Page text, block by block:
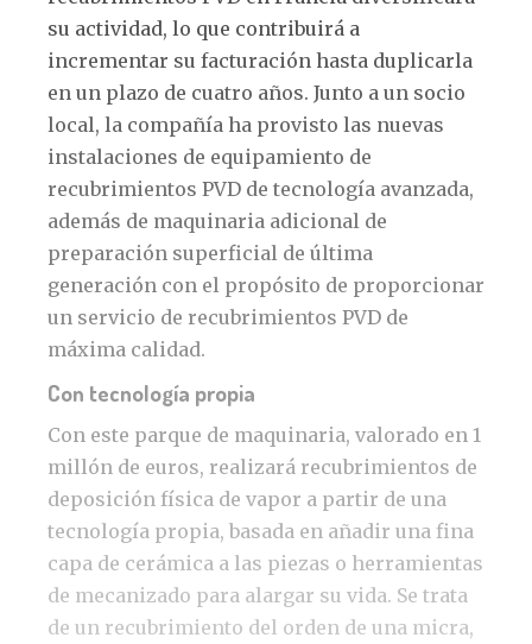
su actividad, lo que contribuirá a
incrementar su facturación hasta duplicarla
en un plazo de cuatro años. Junto a un socio
local, la compañía ha provisto las nuevas
instalaciones de equipamiento de
recubrimientos PVD de tecnología avanzada,
además de maquinaria adicional de
preparación superficial de última
generación con el propósito de proporcionar
un servicio de recubrimientos PVD de
máxima calidad.
Con tecnología propia
Con este parque de maquinaria, valorado en 1
millón de euros, realizará recubrimientos de
deposición física de vapor a partir de una
tecnología propia, basada en añadir una fina
capa de cerámica a las piezas o herramientas
de mecanizado para alargar su vida. Se trata
de un recubrimiento del orden de una micra,